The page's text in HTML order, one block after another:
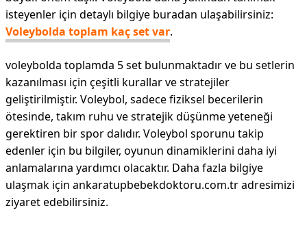
isteyenler için detaylı bilgiye buradan ulaşabilirsiniz:
Voleybolda toplam kaç set var.
voleybolda toplamda 5 set bulunmaktadır ve bu setlerin
kazanılması için çeşitli kurallar ve stratejiler
geliştirilmiştir. Voleybol, sadece fiziksel becerilerin
ötesinde, takım ruhu ve stratejik düşünme yeteneği
gerektiren bir spor dalıdır. Voleybol sporunu takip
edenler için bu bilgiler, oyunun dinamiklerini daha iyi
anlamalarına yardımcı olacaktır. Daha fazla bilgiye
ulaşmak için ankaratupbebekdoktoru.com.tr adresimizi
ziyaret edebilirsiniz.